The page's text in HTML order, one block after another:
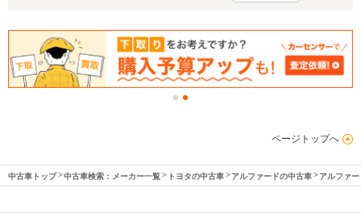
ページトップへ
中古車トップ 中古車検索：メーカー一覧 トヨタの中古車 アルファードの中古車 アルファ